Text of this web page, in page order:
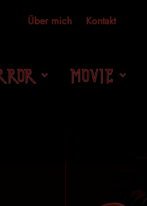
Über mich Kontakt
MOVIE